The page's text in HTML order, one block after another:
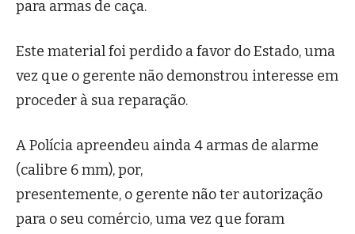
para armas de caça.
Este material foi perdido a favor do Estado, uma
vez que o gerente não demonstrou interesse em
proceder à sua reparação.
A Polícia apreendeu ainda 4 armas de alarme
(calibre 6 mm), por,
presentemente, o gerente não ter autorização
para o seu comércio, uma vez que foram